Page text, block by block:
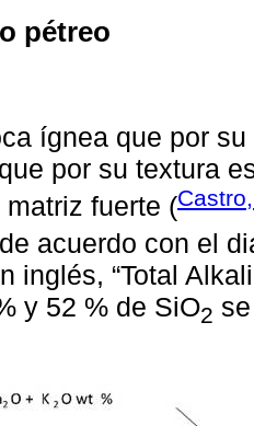
pétreo
ígnea que por
por su textura
fuerte (
acuerdo con el
inglés, “Total
y 52 % de SiO2